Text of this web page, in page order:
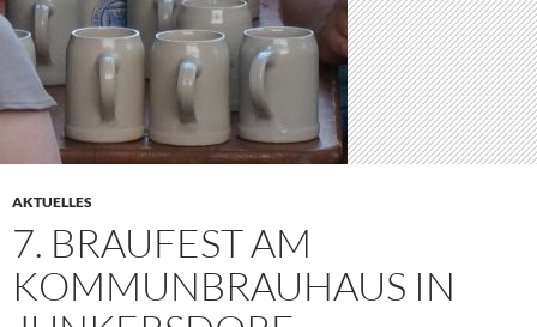
AKTUELLES
7. BRAUFEST AM
KOMMUNBRAUHAUS IN